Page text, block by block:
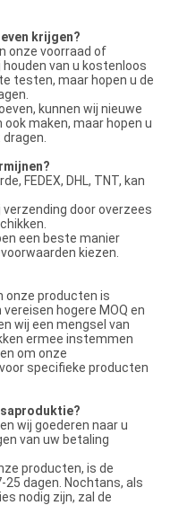
krijgen?
onze voorraad of
van u kostenloos
testen, maar hopen u de
kunnen wij nieuwe
maken, maar hopen u
FEDEX, DHL, TNT, kan
verzending door overzees
een beste manier
kiezen.
onze producten is
hogere MOQ en
wij een mengsel van
ermee instemmen
om onze
specifieke producten
wij goederen naar u
van uw betaling
producten, is de
dagen. Nochtans, als
nodig zijn, zal de